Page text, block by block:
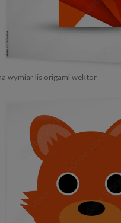
wymiar lis origami wektor